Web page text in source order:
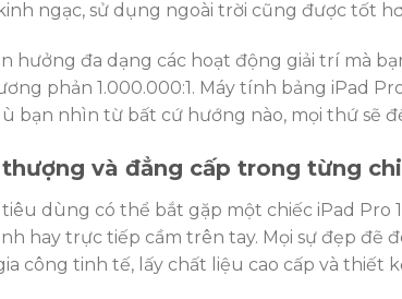
ngạc, sử dụng ngoài trời cũng được tốt
hưởng đa dạng các hoạt động giải trí mà
phản 1.000.000:1. Máy tính bảng iPad
bạn nhìn từ bất cứ hướng nào, mọi thứ sẽ
và đẳng cấp trong từng
tiêu dùng có thể bắt gặp một chiếc iPad Pro
hay trực tiếp cầm trên tay. Mọi sự đẹp
công tinh tế, lấy chất liệu cao cấp và thiết